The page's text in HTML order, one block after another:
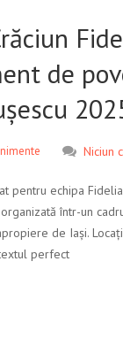
de
Niciun
pentru echipa
într-un
de Iași.
perfect